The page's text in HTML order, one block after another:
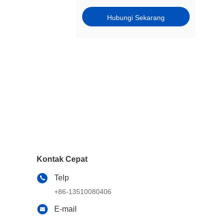
Hubungi Sekarang
Kontak Cepat
Telp
+86-13510080406
E-mail